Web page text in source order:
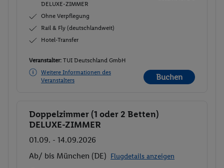
DELUXE-ZIMMER
Ohne Verpflegung
Rail & Fly (deutschlandweit)
Hotel-Transfer
Veranstalter: TUI Deutschland GmbH
Weitere Informationen des
Veranstalters
Buchen
Buchen
Doppelzimmer (1 oder 2 Betten)
DELUXE-ZIMMER
01.09. - 14.09.2026
Ab/ bis München (DE) Flugdetails anzeigen